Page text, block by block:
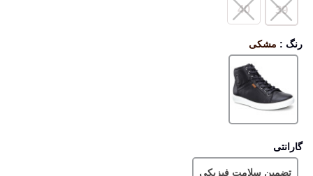
39
40
رنگ : مشکی
گارانتی
تضمین سلامت فیزیکی